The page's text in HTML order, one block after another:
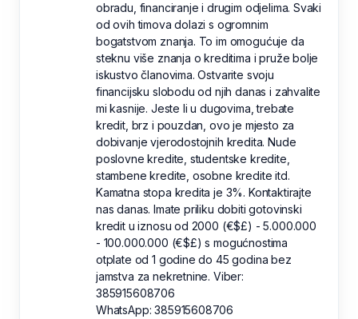
obradu, financiranje i drugim odjelima. Svaki
od ovih timova dolazi s ogromnim
bogatstvom znanja. To im omogućuje da
steknu više znanja o kreditima i pruže bolje
iskustvo članovima. Ostvarite svoju
financijsku slobodu od njih danas i zahvalite
mi kasnije. Jeste li u dugovima, trebate
kredit, brz i pouzdan, ovo je mjesto za
dobivanje vjerodostojnih kredita. Nude
poslovne kredite, studentske kredite,
stambene kredite, osobne kredite itd.
Kamatna stopa kredita je 3%. Kontaktirajte
nas danas. Imate priliku dobiti gotovinski
kredit u iznosu od 2000 (€$£) - 5.000.000
- 100.000.000 (€$£) s mogućnostima
otplate od 1 godine do 45 godina bez
jamstva za nekretnine. Viber:
385915608706
WhatsApp: 385915608706